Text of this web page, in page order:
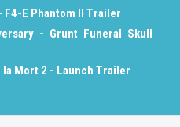
F4-E Phantom II Trailer
- Grunt Funeral Skull
Mort 2 - Launch Trailer